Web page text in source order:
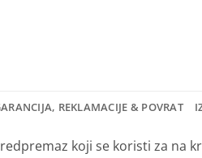
REKLAMACIJE & POVRAT
koji se koristi za